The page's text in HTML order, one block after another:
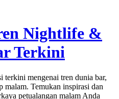
Nightlife &
Terkini
mengenai tren dunia bar,
malam. Temukan inspirasi dan
petualangan malam Anda